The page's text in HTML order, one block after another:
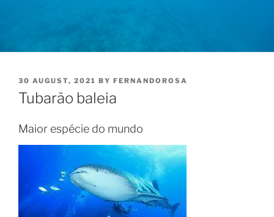
30 AUGUST, 2021 BY FERNANDOROSA
Tubarão baleia
Maior espécie do mundo